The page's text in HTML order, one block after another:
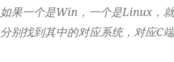
如果一个是Win，一个是Linux，
分别找到其中的对应系统，对应C